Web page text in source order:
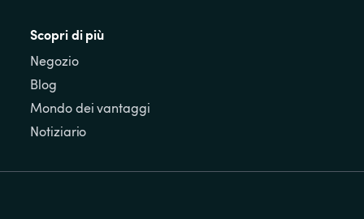
Scopri di più
Negozio
Blog
Mondo dei vantaggi
Notiziario